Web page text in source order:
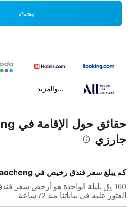
بحث
...والمزيد
جارزي
كم يبلغ سعر فندق رخيص في Daocheng؟
العثور عليه في بياناتنا منذ 72 ساعة.